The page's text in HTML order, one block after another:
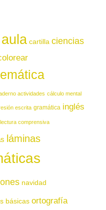
aula cartilla ciencias
actividades cálculo mental
escrita gramática inglés
lectura comprensiva
láminas
navidad
básicas ortografía